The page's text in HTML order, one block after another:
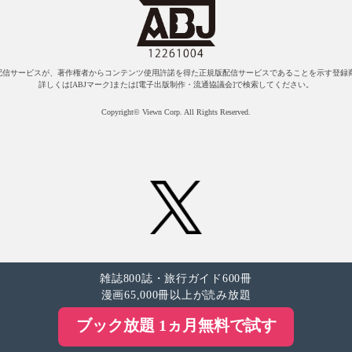
サービスが、著作権者からコンテンツ使用許諾を得た正規版配信サービスであることを示す登録
詳しくは[ABJマーク]または[電子出版制作・流通協議会]で検索してください。
Copyright© Viewn Corp. All Rights Reserved.
雑誌800誌・旅行ガイド600冊
漫画65,000冊以上が読み放題
ブック放題 1ヵ月無料で試す